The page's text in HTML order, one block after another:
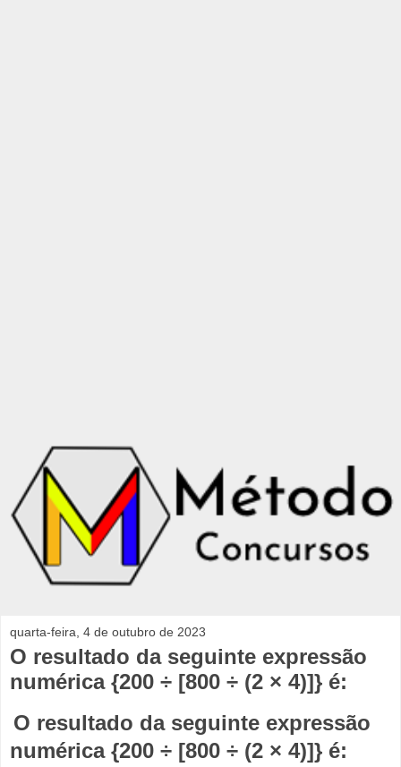
quarta-feira, 4 de outubro de 2023
O resultado da seguinte expressão
numérica {200 ÷ [800 ÷ (2 × 4)]} é:
O resultado da seguinte expressão
numérica {200 ÷ [800 ÷ (2 × 4)]} é: